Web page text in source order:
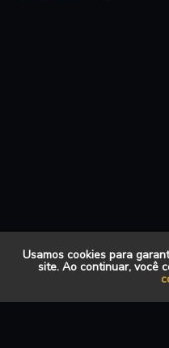
Usamos cookies para
site. Ao continuar, você